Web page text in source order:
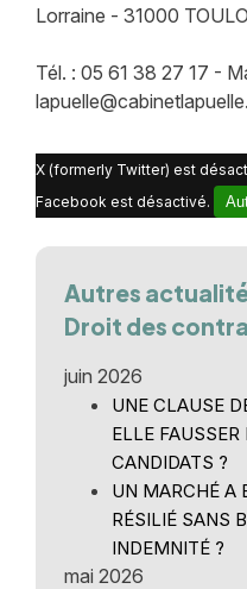
Lorraine - 31000
Tél. : 05 61 38 27 17 -
X (formerly Twitter) est
Facebook est désactivé.
Autres
Droit des
juin 2026
UNE CLAUSE
ELLE FAUSSER
CANDIDATS ?
UN MARCHÉ A
RÉSILIÉ SANS
INDEMNITÉ ?
mai 2026